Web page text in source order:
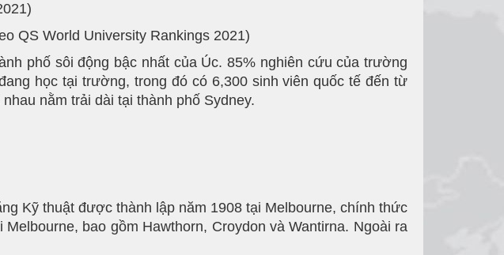
QS World University Rankings 2021)
phố sôi động bậc nhất của Úc. 85% nghiên cứu của trường
học tại trường, trong đó có 6,300 sinh viên quốc tế đến từ
nằm trải dài tại thành phố Sydney.
Kỹ thuật được thành lập năm 1908 tại Melbourne, chính thức
bao gồm Hawthorn, Croydon và Wantirna. Ngoài ra